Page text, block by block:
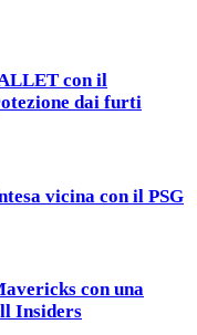
con il
dai furti
vicina con il PSG
con una
Insiders